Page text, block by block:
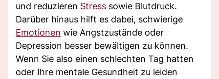
und reduzieren Stress sowie Blutdruck.
Darüber hinaus hilft es dabei, schwierige
Emotionen wie Angstzustände oder
Depression besser bewältigen zu können.
Wenn Sie also einen schlechten Tag hatten
oder Ihre mentale Gesundheit zu leiden